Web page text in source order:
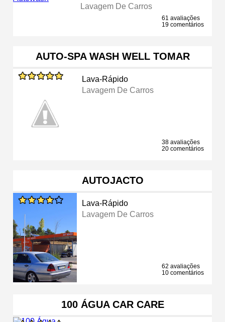
Lavagem De Carros
61 avaliações
19 comentários
AUTO-SPA WASH WELL TOMAR
Lava-Rápido
Lavagem De Carros
38 avaliações
20 comentários
AUTOJACTO
Lava-Rápido
Lavagem De Carros
62 avaliações
10 comentários
100 ÁGUA CAR CARE